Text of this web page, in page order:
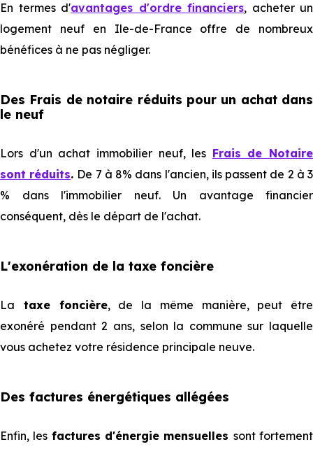
En termes d'avantages d'ordre financiers, acheter un
logement neuf en Ile-de-France offre de nombreux
bénéfices à ne pas négliger.
Des Frais de notaire réduits pour un achat dans
le neuf
Lors d'un achat immobilier neuf, les Frais de Notaire
sont réduits. De 7 à 8% dans l'ancien, ils passent de 2 à 3
% dans l'immobilier neuf. Un avantage financier
conséquent, dès le départ de l'achat.
L'exonération de la taxe foncière
La taxe foncière, de la même manière, peut être
exonéré pendant 2 ans, selon la commune sur laquelle
vous achetez votre résidence principale neuve.
Des factures énergétiques allégées
Enfin, les factures d'énergie mensuelles sont fortement